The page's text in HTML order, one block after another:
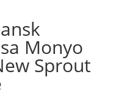
Monyo
Sprout